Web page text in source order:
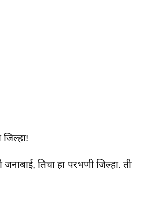
तिचा हा परभणी जिल्हा. ती